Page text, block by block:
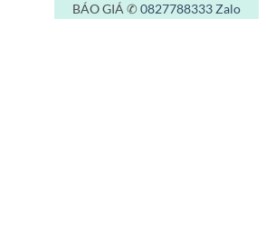
BÁO GIÁ ✆ 0827788333 Zalo